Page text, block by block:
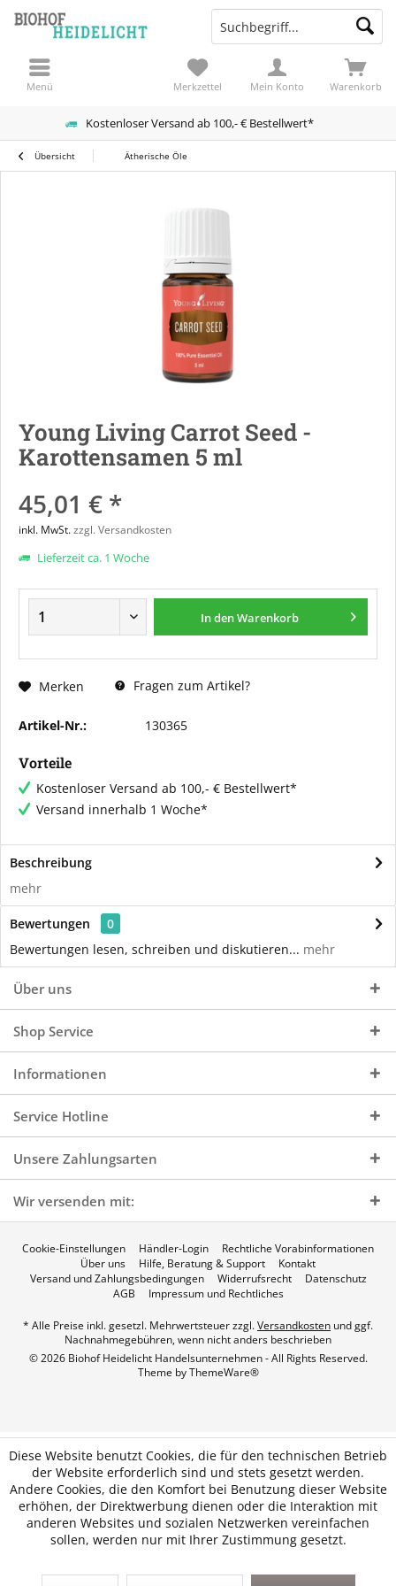
Kostenloser Versand ab 100,- € Bestellwert*
Warenkorb
Merkzettel Mein Konto
Menü
Übersicht Ätherische Öle
Young Living Carrot Seed -
Karottensamen 5 ml
45,01 € *
inkl. MwSt.zzgl. Versandkosten
Lieferzeit ca. 1 Woche
In denWarenkorb
Merken Fragen zum Artikel?
Artikel-Nr.: 130365
Vorteile
Kostenloser Versand ab 100,- € Bestellwert*
Versand innerhalb 1 Woche*
Beschreibung
mehr
Bewertungen
0
Bewertungen lesen, schreiben und diskutieren... mehr
Über uns
Shop Service
Informationen
Service Hotline
Unsere Zahlungsarten
Wir versenden mit:
Cookie-Einstellungen Händler-Login
Rechtliche Vorabinformationen
Über uns
Hilfe, Beratung & Support
Kontakt
Versand und Zahlungsbedingungen
Widerrufsrecht
Datenschutz
AGB
Impressum und Rechtliches
* Alle Preise inkl. gesetzl. Mehrwertsteuer zzgl.Versandkosten und ggf.
Nachnahmegebühren, wenn nicht anders beschrieben
© 2026 Biohof Heidelicht Handelsunternehmen - All Rights Reserved.
Theme byThemeWare®
Diese Website benutzt Cookies, die für den technischen Betrieb
der Website erforderlich sind und stets gesetzt werden.
Andere Cookies, die den Komfort bei Benutzung dieser Website
erhöhen, der Direktwerbung dienen oder die Interaktion mit
anderen Websites und sozialen Netzwerken vereinfachen
sollen, werden nur mit Ihrer Zustimmung gesetzt.